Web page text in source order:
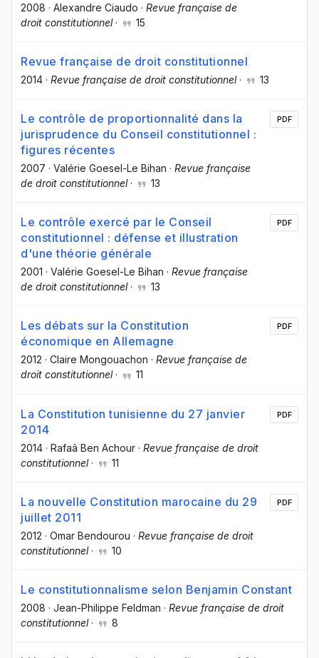
2008 · Alexandre Ciaudo · Revue française de
droit constitutionnel· 15
Revue française de droit constitutionnel
2014 · Revue française de droit constitutionnel· 13
Le contrôle de proportionnalité dans la
jurisprudence du Conseil constitutionnel :
figures récentes
2007 · Valérie Goesel-Le Bihan · Revue française
de droit constitutionnel· 13
PDF
Le contrôle exercé par le Conseil
constitutionnel : défense et illustration
d'une théorie générale
2001 · Valérie Goesel-Le Bihan · Revue française
de droit constitutionnel· 13
PDF
Les débats sur la Constitution
économique en Allemagne
2012 · Claire Mongouachon · Revue française de
droit constitutionnel· 11
PDF
La Constitution tunisienne du 27 janvier
2014
2014 · Rafaâ Ben Achour · Revue française de droit
constitutionnel· 11
PDF
La nouvelle Constitution marocaine du 29
juillet 2011
2012 · Omar Bendourou · Revue française de droit
constitutionnel· 10
PDF
Le constitutionnalisme selon Benjamin Constant
2008 · Jean-Philippe Feldman · Revue française de droit
constitutionnel· 8